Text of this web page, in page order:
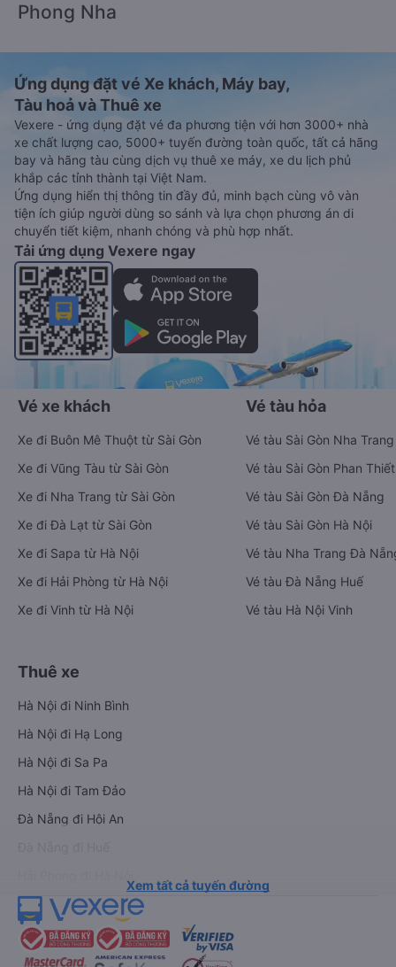
Phong Nha
Ứng dụng đặt vé Xe khách, Máy bay,
Tàu hoả và Thuê xe
Vexere - ứng dụng đặt vé đa phương tiện với hơn 3000+ nhà
xe chất lượng cao, 5000+ tuyến đường toàn quốc, tất cả hãng
bay và hãng tàu cùng dịch vụ thuê xe máy, xe du lịch phủ
khắp các tỉnh thành tại Việt Nam.
Ứng dụng hiển thị thông tin đầy đủ, minh bạch cùng vô vàn
tiện ích giúp người dùng so sánh và lựa chọn phương án di
chuyển tiết kiệm, nhanh chóng và phù hợp nhất.
Tải ứng dụng Vexere ngay
Vé xe khách
Xe đi Buôn Mê Thuột từ Sài Gòn
Xe đi Vũng Tàu từ Sài Gòn
Xe đi Nha Trang từ Sài Gòn
Xe đi Đà Lạt từ Sài Gòn
Xe đi Sapa từ Hà Nội
Xe đi Hải Phòng từ Hà Nội
Xe đi Vinh từ Hà Nội
Vé tàu hỏa
Vé tàu Sài Gòn Nha Trang
Vé tàu Sài Gòn Phan Thiết
Vé tàu Sài Gòn Đà Nẵng
Vé tàu Sài Gòn Hà Nội
Vé tàu Nha Trang Đà
Vé tàu Đà Nẵng Huế
Vé tàu Hà Nội Vinh
Thuê xe
Hà Nội đi Ninh Bình
Hà Nội đi Hạ Long
Hà Nội đi Sa Pa
Hà Nội đi Tam Đảo
Đà Nẵng đi Hội An
Xem tất cả tuyến đường